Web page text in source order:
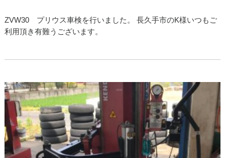
ZVW30 プリウス車検を行いました。 長久手市のK様いつもご
利用頂き有難うございます。